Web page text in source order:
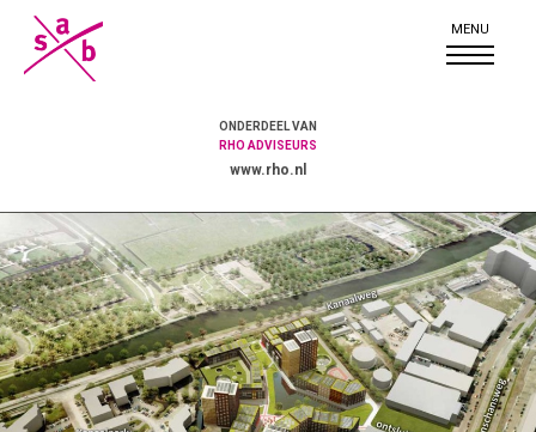
ONDERDEEL VAN
RHO ADVISEURS
www.rho.nl